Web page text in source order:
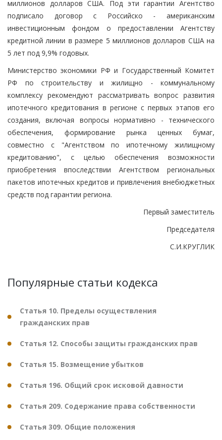
миллионов долларов США. Под эти гарантии Агентство
подписало договор с Российско - американским
инвестиционным фондом о предоставлении Агентству
кредитной линии в размере 5 миллионов долларов США на
5 лет под 9,9% годовых.
Министерство экономики РФ и Государственный Комитет
РФ по строительству и жилищно - коммунальному
комплексу рекомендуют рассматривать вопрос развития
ипотечного кредитования в регионе с первых этапов его
создания, включая вопросы нормативно - технического
обеспечения, формирование рынка ценных бумаг,
совместно с "Агентством по ипотечному жилищному
кредитованию", с целью обеспечения возможности
приобретения впоследствии Агентством региональных
пакетов ипотечных кредитов и привлечения внебюджетных
средств под гарантии региона.
Первый заместитель
Председателя
С.И.КРУГЛИК
Популярные статьи кодекса
Статья 10. Пределы осуществления
гражданских прав
Статья 12. Способы защиты гражданских прав
Статья 15. Возмещение убытков
Статья 196. Общий срок исковой давности
Статья 209. Содержание права собственности
Статья 309. Общие положения